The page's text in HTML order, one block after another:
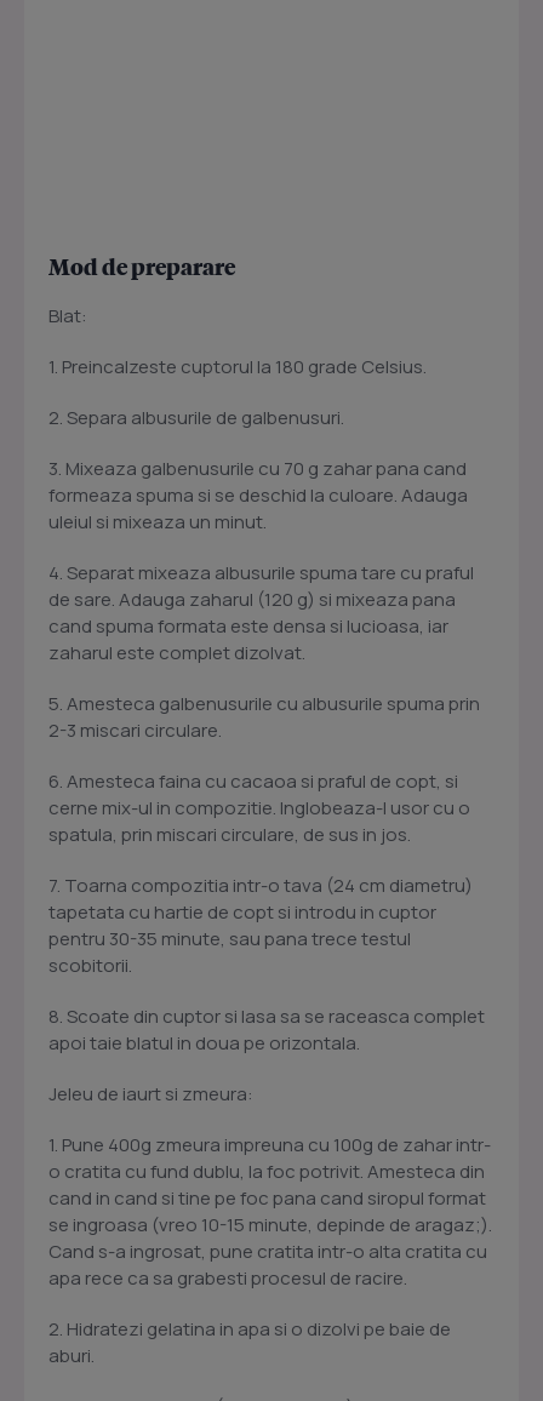
Mod de preparare
Blat:
1. Preincalzeste cuptorul la 180 grade Celsius.
2. Separa albusurile de galbenusuri.
3. Mixeaza galbenusurile cu 70 g zahar pana cand
formeaza spuma si se deschid la culoare. Adauga
uleiul si mixeaza un minut.
4. Separat mixeaza albusurile spuma tare cu praful
de sare. Adauga zaharul (120 g) si mixeaza pana
cand spuma formata este densa si lucioasa, iar
zaharul este complet dizolvat.
5. Amesteca galbenusurile cu albusurile spuma prin
2-3 miscari circulare.
6. Amesteca faina cu cacaoa si praful de copt, si
cerne mix-ul in compozitie. Inglobeaza-l usor cu o
spatula, prin miscari circulare, de sus in jos.
7. Toarna compozitia intr-o tava (24 cm diametru)
tapetata cu hartie de copt si introdu in cuptor
pentru 30-35 minute, sau pana trece testul
scobitorii.
8. Scoate din cuptor si lasa sa se raceasca complet
apoi taie blatul in doua pe orizontala.
Jeleu de iaurt si zmeura:
1. Pune 400g zmeura impreuna cu 100g de zahar intr-
o cratita cu fund dublu, la foc potrivit. Amesteca din
cand in cand si tine pe foc pana cand siropul format
se ingroasa (vreo 10-15 minute, depinde de aragaz;).
Cand s-a ingrosat, pune cratita intr-o alta cratita cu
apa rece ca sa grabesti procesul de racire.
2. Hidratezi gelatina in apa si o dizolvi pe baie de
aburi.